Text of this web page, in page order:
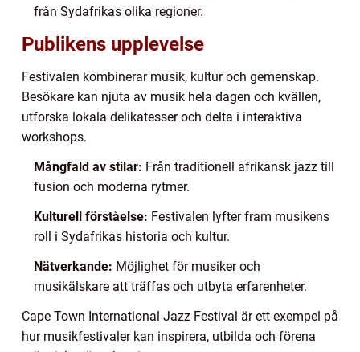
från Sydafrikas olika regioner.
Publikens upplevelse
Festivalen kombinerar musik, kultur och gemenskap.
Besökare kan njuta av musik hela dagen och kvällen,
utforska lokala delikatesser och delta i interaktiva
workshops.
Mångfald av stilar: Från traditionell afrikansk jazz till
fusion och moderna rytmer.
Kulturell förståelse: Festivalen lyfter fram musikens
roll i Sydafrikas historia och kultur.
Nätverkande: Möjlighet för musiker och
musikälskare att träffas och utbyta erfarenheter.
Cape Town International Jazz Festival är ett exempel på
hur musikfestivaler kan inspirera, utbilda och förena